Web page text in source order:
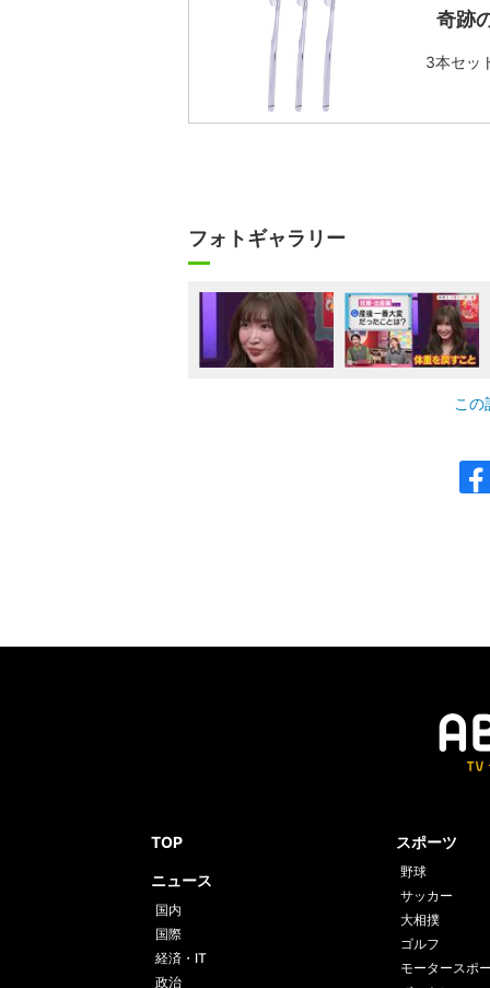
奇跡
3本セッ
フォトギャラリー
この
TOP
ニュース
国内
国際
経済・IT
政治
スポーツ
野球
サッカー
大相撲
ゴルフ
モータースポ